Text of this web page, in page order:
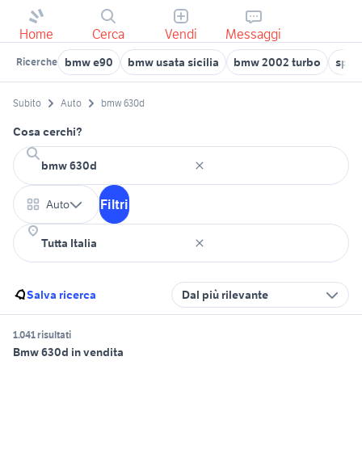
Home Cerca Vendi Messaggi
Ricerche bmw e90 bmw usata sicilia bmw 2002 turbo
Subito Auto bmw 630d
Cosa cerchi?
Auto Filtri
Salva ricerca Dal più rilevante
1.041 risultati
Bmw 630d in vendita